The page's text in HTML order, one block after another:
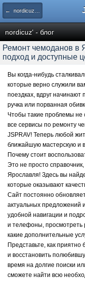
← nordicuz' - блог
nordicuz' - блог
Ремонт чемоданов в
подход и доступные
Вы когда-нибудь
которые верно служили
поездках, вдруг
ручка или порванная
Чтобы такие проблемы не
все сервисы по ремонту
JSPRAV! Теперь любой
ближайшую мастерскую и
Почему стоит
Это не просто
Ярославля! Здесь вы
которые оказывают
Сайт постоянно
актуальных предложений
удобной навигации и
и телефоны, просмотреть
какие дополнительные
Представьте, как приятно
и восстановить
время на долгие поиски
сможете найти всю